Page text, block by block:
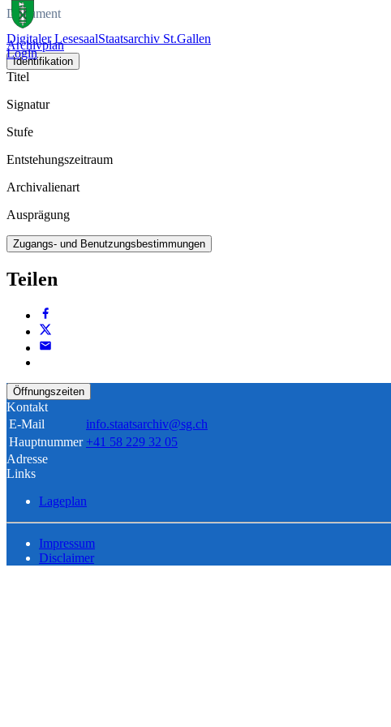
Digitaler LesesaalStaatsarchiv St.Gallen
Login
Dokument
Archivplan
Identifikation
Titel
Signatur
Stufe
Entstehungszeitraum
Archivalienart
Ausprägung
Zugangs- und Benutzungsbestimmungen
Teilen
Öffnungszeiten
Kontakt
E-Mail
info.staatsarchiv@sg.ch
Hauptnummer +41 58 229 32 05
Adresse
Links
Lageplan
Impressum
Disclaimer